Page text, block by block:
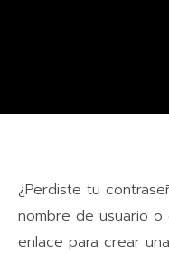
¿Perdiste tu
nombre de usuario o
enlace para crear